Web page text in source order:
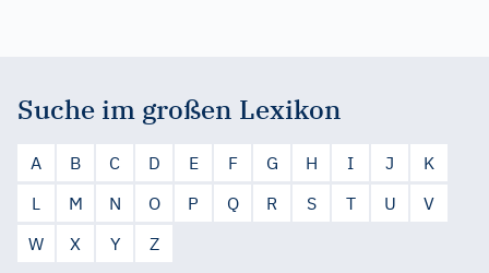
Suche im großen Lexikon
A B C D E F G H I J
K
L
M N O P Q R S T U
V
W
X Y Z